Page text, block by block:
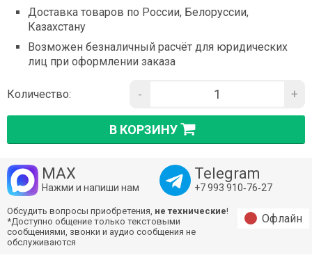
Доставка товаров по России, Белоруссии,
Казахстану
Возможен безналичный расчёт для юридических
лиц при оформлении заказа
Количество: - +
В КОРЗИНУ
MAX
Нажми и напиши нам
Telegram
+7 993 910‑76‑27
Обсудить вопросы приобретения, не технические!
*Доступно общение только текстовыми
сообщениями, звонки и аудио сообщения не
обслуживаются
Офлайн